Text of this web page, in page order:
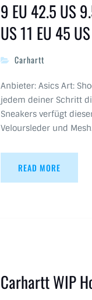
9 EU 42.5 US
US 11 EU 45
Carhartt
Anbieter: Asics Art:
jedem deiner Schritt
Sneakers verfügt
Veloursleder und
READ MORE
Carhartt WIP